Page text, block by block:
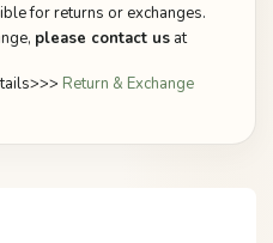
for returns or exchanges.
please contact us at
Return & Exchange